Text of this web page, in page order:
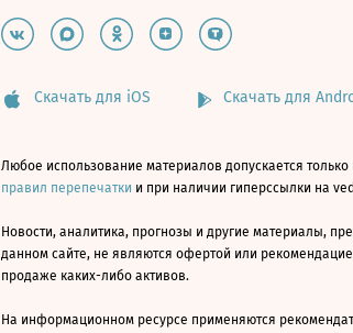
Скачать для iOS Скачать для
Любое использование материалов допускается
правил перепечатки и при наличии гиперссылки на
Новости, аналитика, прогнозы и другие материалы,
данном сайте, не являются офертой или
продаже каких-либо активов.
На информационном ресурсе применяются